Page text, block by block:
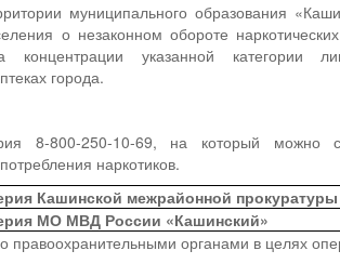
муниципального образования
о незаконном обороте
концентрации указанной категории
города.
8-800-250-10-69, на который
наркотиков.
Кашинской межрайонной прокуратуры
МО МВД России «Кашинский»
органами в целях